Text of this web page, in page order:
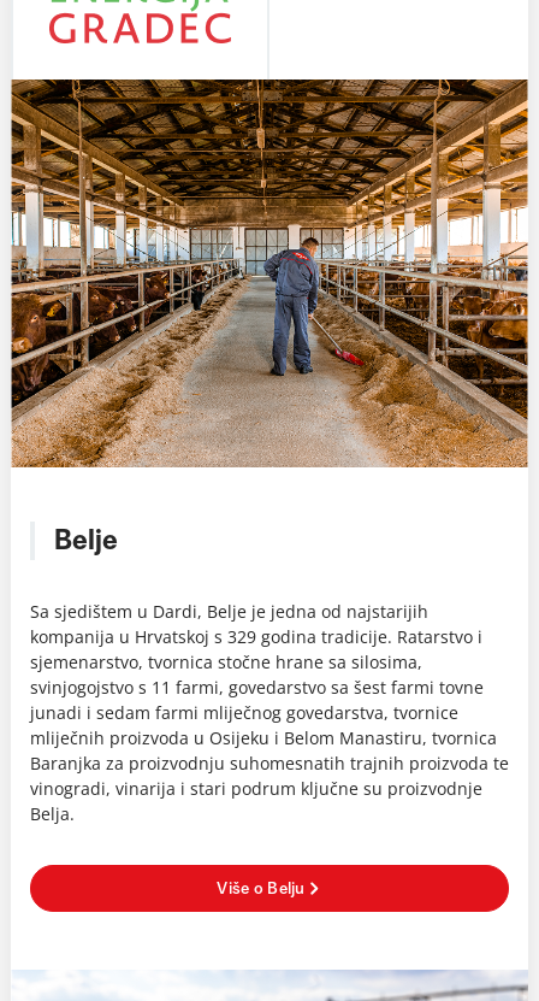
Belje
Sa sjedištem u Dardi, Belje je jedna od najstarijih
kompanija u Hrvatskoj s 329 godina tradicije. Ratarstvo i
sjemenarstvo, tvornica stočne hrane sa silosima,
svinjogojstvo s 11 farmi, govedarstvo sa šest farmi tovne
junadi i sedam farmi mliječnog govedarstva, tvornice
mliječnih proizvoda u Osijeku i Belom Manastiru, tvornica
Baranjka za proizvodnju suhomesnatih trajnih proizvoda te
vinogradi, vinarija i stari podrum ključne su proizvodnje
Belja.
Više o Belju